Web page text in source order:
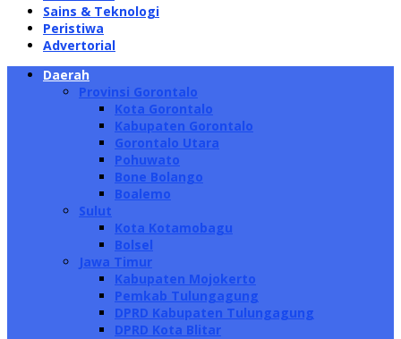
Sains & Teknologi
Peristiwa
Advertorial
Daerah
Provinsi Gorontalo
Kota Gorontalo
Kabupaten Gorontalo
Gorontalo Utara
Pohuwato
Bone Bolango
Boalemo
Sulut
Kota Kotamobagu
Bolsel
Jawa Timur
Kabupaten Mojokerto
Pemkab Tulungagung
DPRD Kabupaten Tulungagung
DPRD Kota Blitar